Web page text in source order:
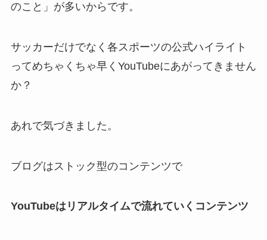
のこと」が多いからです。
サッカーだけでなく各スポーツの公式ハイライト
ってめちゃくちゃ早くYouTubeにあがってきません
か？
あれで気づきました。
ブログはストック型のコンテンツで
YouTubeはリアルタイムで流れていくコンテンツ